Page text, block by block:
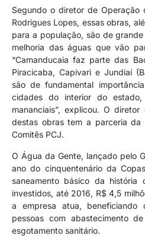
Segundo o diretor de Operação
Rodrigues Lopes, essas obras,
para a população, são de
melhoria das águas que vão
“Camanducaia faz parte das
Piracicaba, Capivari e Jundiaí
são de fundamental
cidades do interior do
mananciais”, explicou. O
destas obras tem a parceria da
Comitês PCJ.
O Água da Gente, lançado pelo
ano do cinquentenário da
saneamento básico da
investidos, até 2016, R$ 4,5
a empresa atua,
pessoas com abastecimento
esgotamento sanitário.